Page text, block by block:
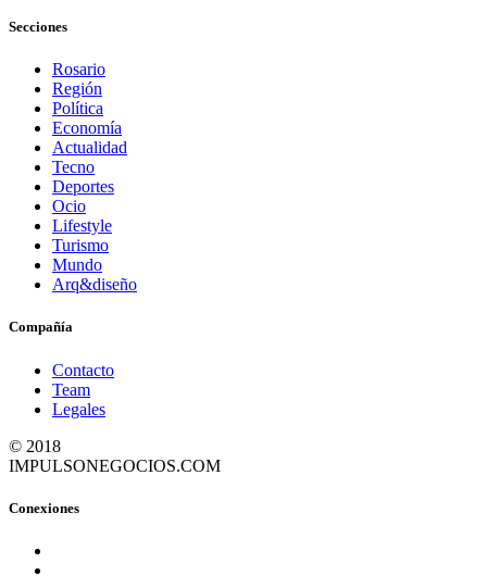
Secciones
Rosario
Región
Política
Economía
Actualidad
Tecno
Deportes
Ocio
Lifestyle
Turismo
Mundo
Arq&diseño
Compañía
Contacto
Team
Legales
© 2018
IMPULSONEGOCIOS.COM
Conexiones